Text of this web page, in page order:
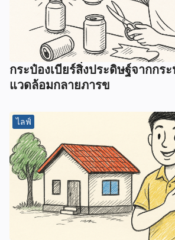
กระป๋องเบียร์สิ่งประดิษฐ์จากกร
แวดล้อมกลายภารข
ไลฟ์